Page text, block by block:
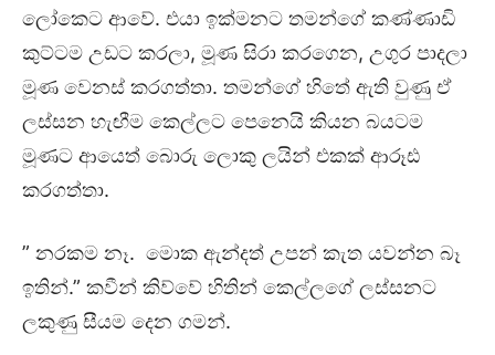
ලෝකෙට ආවේ. එයා ඉක්මනට තමන්ගේ කණ්ණාඩි
කුට්ටම උඩට කරලා, මූණ සිරා කරගෙන, උගුර පාදලා
මූණ වෙනස් කරගත්තා. තමන්ගේ හිතේ ඇති වුණු ඒ
ලස්සන හැඟීම කෙල්ලට පෙනෙයි කියන බයටම
මූණට ආයෙත් බොරු ලොකු ලයින් එකක් ආරූඪ
කරගත්තා.
” නරකම නෑ. මොක ඇන්දත් උපන් කැත යවන්න බෑ
ඉතින්.” කවීන් කිව්වේ හිතින් කෙල්ලගේ ලස්සනට
ලකුණු සීයම දෙන ගමන්.